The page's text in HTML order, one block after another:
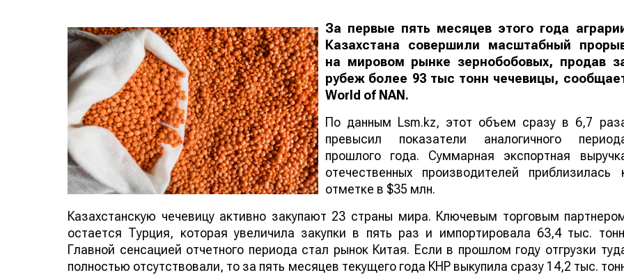
За первые пять месяцев этого года
Казахстана совершили масштабный
на мировом рынке зернобобовых, продав
рубеж более 93 тыс тонн чечевицы,
World of NAN .
По данным Lsm.kz, этот объем сразу в 6,7
превысил показатели аналогичного
прошлого года. Суммарная экспортная
отечественных производителей приблизилась
отметке в $35 млн.
Казахстанскую чечевицу активно закупают 23 страны мира. Ключевым торговым
остается Турция, которая увеличила закупки в пять раз и импортировала 63,4 тыс.
Главной сенсацией отчетного периода стал рынок Китая. Если в прошлом году отгрузки
полностью отсутствовали, то за пять месяцев текущего года КНР выкупила сразу 14,2 тыс.